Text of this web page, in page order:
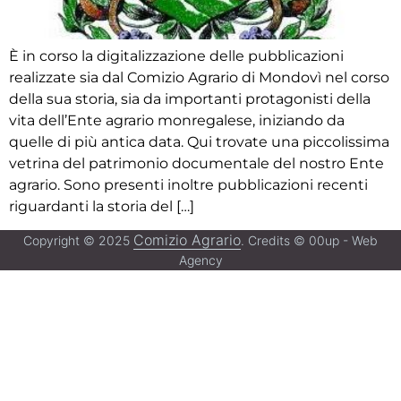
È in corso la digitalizzazione delle pubblicazioni
realizzate sia dal Comizio Agrario di Mondovì nel corso
della sua storia, sia da importanti protagonisti della
vita dell’Ente agrario monregalese, iniziando da
quelle di più antica data. Qui trovate una piccolissima
vetrina del patrimonio documentale del nostro Ente
agrario. Sono presenti inoltre pubblicazioni recenti
riguardanti la storia del […]
Copyright © 2025 Comizio Agrario. Credits © 00up - Web
Agency